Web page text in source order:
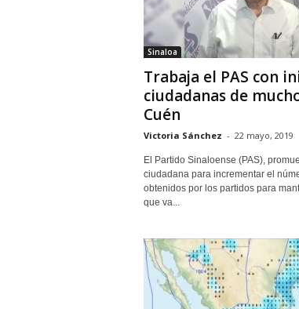
Sinaloa
Trabaja el PAS con
ciudadanas de
Cuén
Victoria Sánchez - 22 mayo, 2019
El Partido Sinaloense (PAS),
ciudadana para incrementar el
obtenidos por los partidos para
que va...